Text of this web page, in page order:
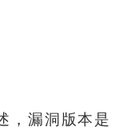
，漏洞版本是